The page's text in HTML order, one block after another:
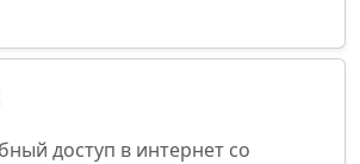
доступ в интернет со